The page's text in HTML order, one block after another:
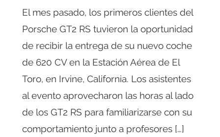
El mes pasado, los primeros clientes del
Porsche GT2 RS tuvieron la oportunidad
de recibir la entrega de su nuevo coche
de 620 CV en la Estación Aérea de El
Toro, en Irvine, California. Los asistentes
al evento aprovecharon las horas al lado
de los GT2 RS para familiarizarse con su
comportamiento junto a profesores […]